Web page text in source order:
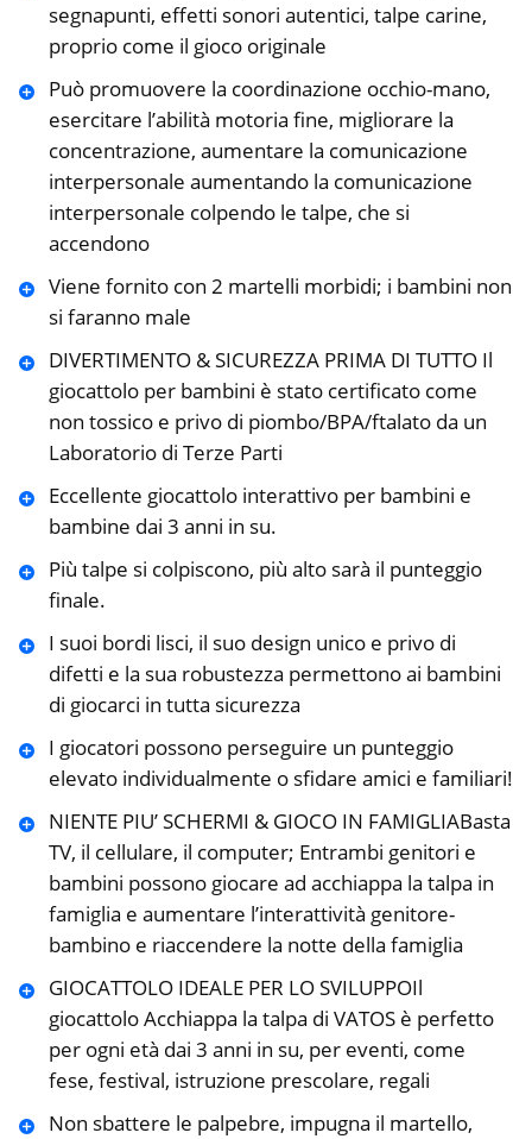
segnapunti, effetti sonori autentici, talpe carine,
proprio come il gioco originale
Può promuovere la coordinazione occhio-mano,
esercitare l’abilità motoria fine, migliorare la
concentrazione, aumentare la comunicazione
interpersonale aumentando la comunicazione
interpersonale colpendo le talpe, che si
accendono
Viene fornito con 2 martelli morbidi; i bambini non
si faranno male
DIVERTIMENTO & SICUREZZA PRIMA DI TUTTO Il
giocattolo per bambini è stato certificato come
non tossico e privo di piombo/BPA/ftalato da un
Laboratorio di Terze Parti
Eccellente giocattolo interattivo per bambini e
bambine dai 3 anni in su.
Più talpe si colpiscono, più alto sarà il punteggio
finale.
I suoi bordi lisci, il suo design unico e privo di
difetti e la sua robustezza permettono ai bambini
di giocarci in tutta sicurezza
I giocatori possono perseguire un punteggio
elevato individualmente o sfidare amici e familiari!
NIENTE PIU’ SCHERMI & GIOCO IN FAMIGLIABasta
TV, il cellulare, il computer; Entrambi genitori e
bambini possono giocare ad acchiappa la talpa in
famiglia e aumentare l’interattività genitore-
bambino e riaccendere la notte della famiglia
GIOCATTOLO IDEALE PER LO SVILUPPOIl
giocattolo Acchiappa la talpa di VATOS è perfetto
per ogni età dai 3 anni in su, per eventi, come
fese, festival, istruzione prescolare, regali
Non sbattere le palpebre, impugna il martello,